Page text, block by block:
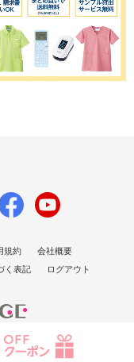
規約
会社概要
く表記 ログアウト